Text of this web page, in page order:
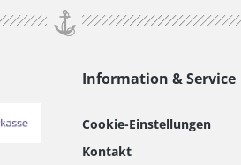
Information & Service
Cookie-Einstellungen
Kontakt